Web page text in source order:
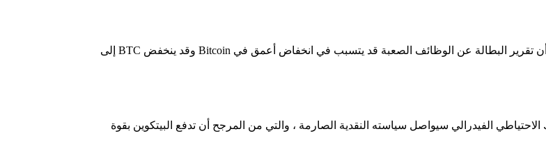
في وقت سابق ، يعتقد كبير مسؤولي الاستثمار في صندوق AlphaTrAI Max Gokhman أن تقرير البطالة عن الوظائف الصعبة قد يتسبب في انخفاض أعمق في Bitcoin وقد ينخفض ​​BTC إلى
الفيدرالي سيواصل سياسته النقدية الصارمة ، والتي من المرجح أن تدفع البيتكوين بقوة